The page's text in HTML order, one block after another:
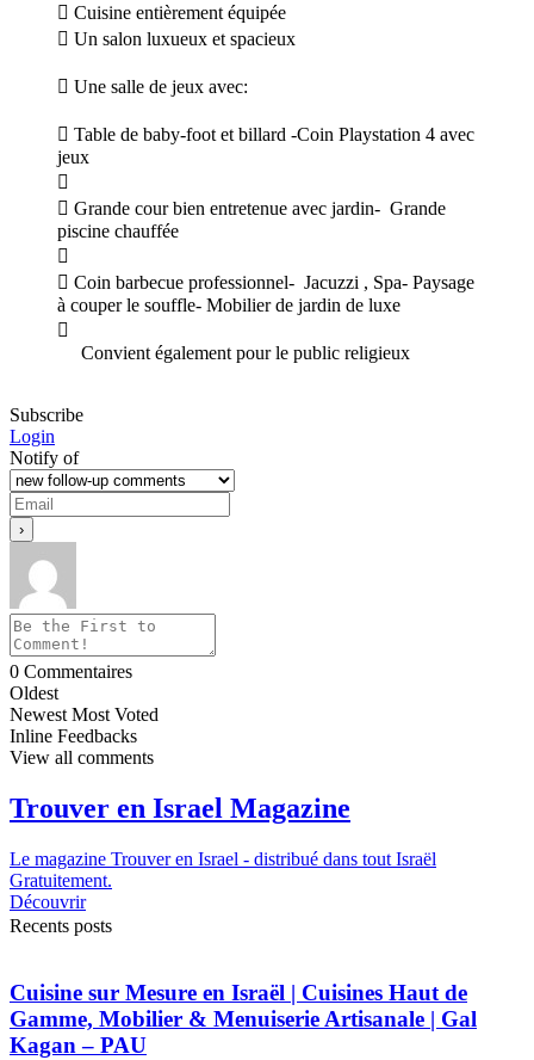
 Cuisine entièrement équipée
 Un salon luxueux et spacieux
 Une salle de jeux avec:
 Table de baby-foot et billard -Coin Playstation 4 avec
jeux

 Grande cour bien entretenue avec jardin- Grande
piscine chauffée

 Coin barbecue professionnel- Jacuzzi , Spa- Paysage
à couper le souffle- Mobilier de jardin de luxe

Convient également pour le public religieux
Subscribe
Login
Notify of
0 Commentaires
Oldest
Newest Most Voted
Inline Feedbacks
View all comments
Trouver en Israel Magazine
Le magazine Trouver en Israel - distribué dans tout Israël
Gratuitement.
Découvrir
Recents posts
Cuisine sur Mesure en Israël | Cuisines Haut de
Gamme, Mobilier & Menuiserie Artisanale | Gal
Kagan – PAU